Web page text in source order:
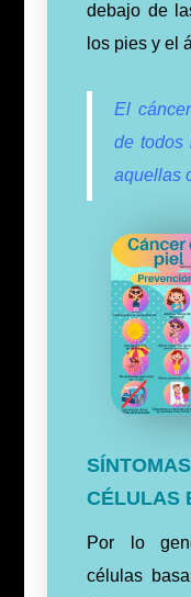
debajo de
los pies y el
El
de todos
aquellas
CÉLULAS
Por lo
células